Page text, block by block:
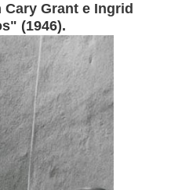
Cary Grante Ingrid
(1946).